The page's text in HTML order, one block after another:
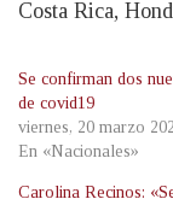
Costa Rica,
Se confirman dos
de covid19
viernes, 20 marzo
En «Nacionales»
Carolina Recinos: